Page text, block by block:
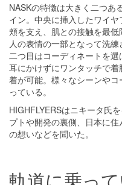
NASKの特徴は大きく二つあ
イン。中央に挿入したワイ
頬を支え、肌との接触を最
人の表情の一部となって洗
二つ目はコーディネートを選
耳にかけずにワンタッチで
着が可能。様々なシーンや
っている。
HIGHFLYERSはニキータ氏
プトや開発の裏側、日本に
の想いなどを聞いた。